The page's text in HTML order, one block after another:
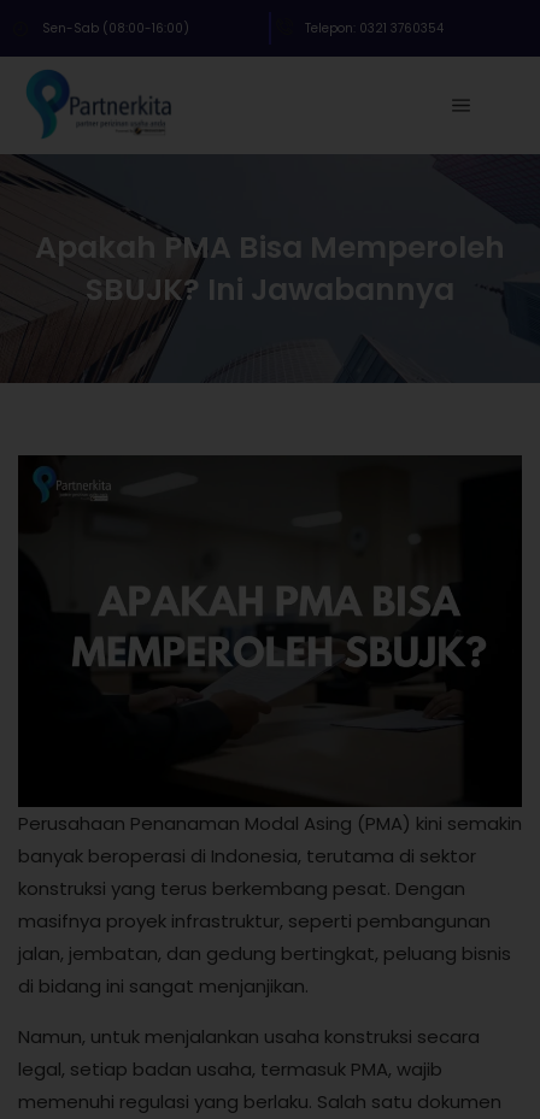
Sen-Sab (08:00-16:00) Telepon: 0321 3760354
Apakah PMA Bisa Memperoleh
SBUJK? Ini Jawabannya
Perusahaan Penanaman Modal Asing (PMA) kini semakin
banyak beroperasi di Indonesia, terutama di sektor
konstruksi yang terus berkembang pesat. Dengan
masifnya proyek infrastruktur, seperti pembangunan
jalan, jembatan, dan gedung bertingkat, peluang bisnis
di bidang ini sangat menjanjikan.
Namun, untuk menjalankan usaha konstruksi secara
legal, setiap badan usaha, termasuk PMA, wajib
memenuhi regulasi yang berlaku. Salah satu dokumen